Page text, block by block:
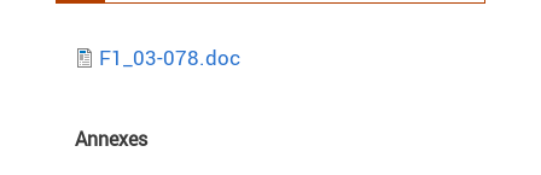
F1_03-078.doc
Annexes